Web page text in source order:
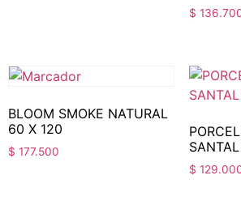
$
BLOOM SMOKE NATURAL
60 X 120
$ 177.500
$